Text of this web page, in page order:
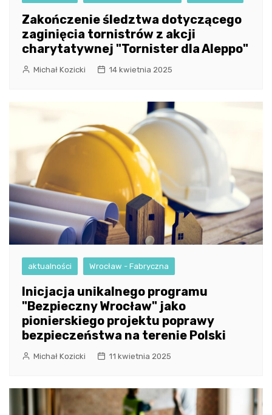
Zakończenie śledztwa dotyczącego
zaginięcia tornistrów z akcji
charytatywnej "Tornister dla Aleppo"
Michał Kozicki 14 kwietnia 2025
aktualności Wrocław - Fabryczna
Inicjacja unikalnego programu
"Bezpieczny Wrocław" jako
pionierskiego projektu poprawy
bezpieczeństwa na terenie Polski
Michał Kozicki 11 kwietnia 2025